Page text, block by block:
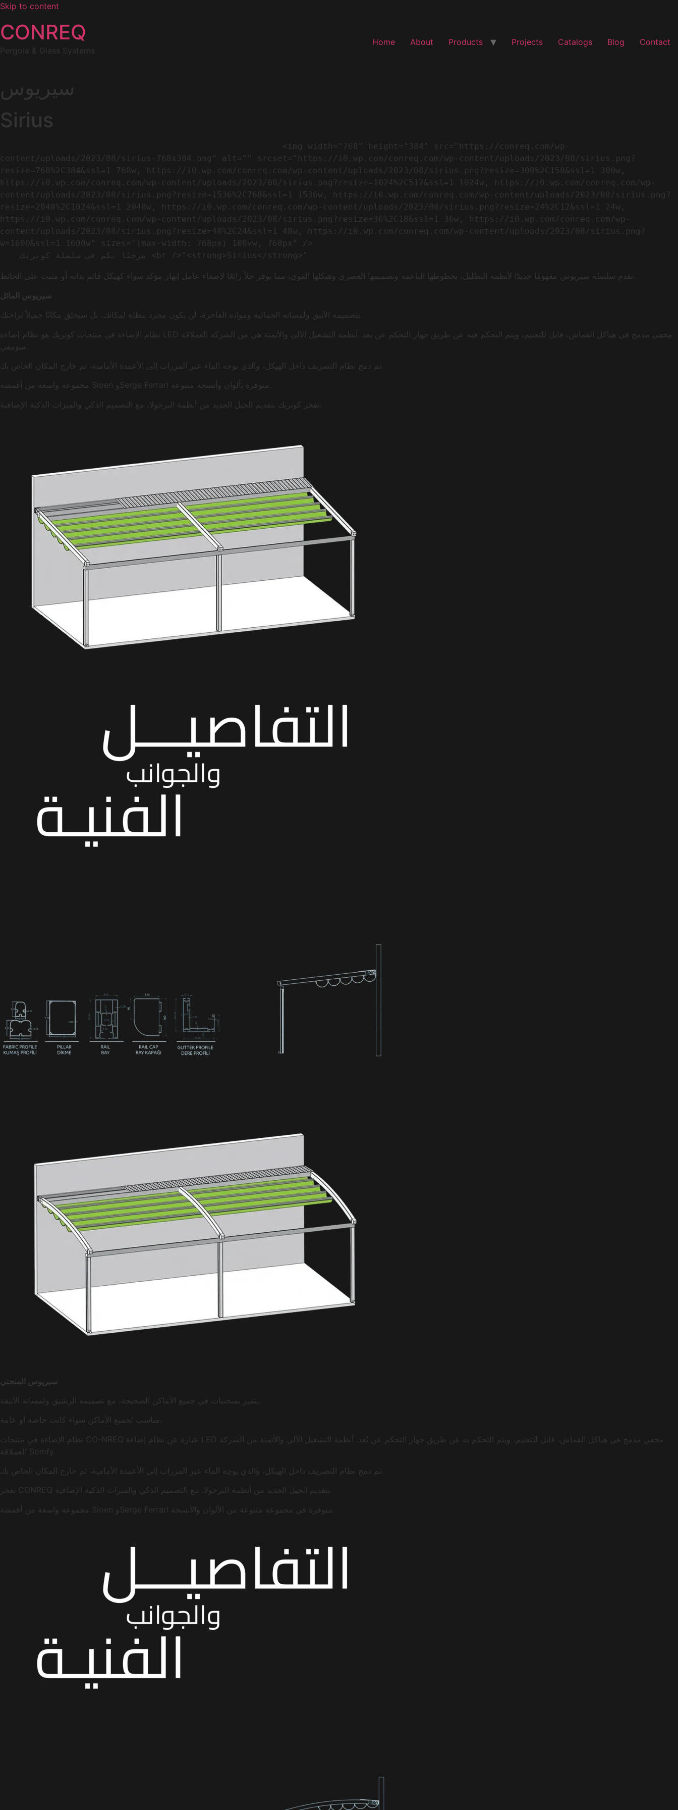
Skip to content
CONREQ
Pergola & Glass Systems
Home About Products Projects Catalogs Blog Contact
سيريوس
Sirius
content/uploads/2023/08/sirius-768x384.png" alt="" srcset="https://i0.wp.com/conreq.com/wp-content/uploads/2023/08/sirius.png?
resize=768%2C384&ssl=1 768w, https://i0.wp.com/conreq.com/wp-content/uploads/2023/08/sirius.png?resize=300%2C150&ssl=1 300w,
https://i0.wp.com/conreq.com/wp-content/uploads/2023/08/sirius.png?resize=1024%2C512&ssl=1 1024w, https://i0.wp.com/conreq.com/wp-
content/uploads/2023/08/sirius.png?resize=1536%2C768&ssl=1 1536w, https://i0.wp.com/conreq.com/wp-content/uploads/2023/08/sirius.png?
resize=2048%2C1024&ssl=1 2048w, https://i0.wp.com/conreq.com/wp-content/uploads/2023/08/sirius.png?resize=24%2C12&ssl=1 24w,
https://i0.wp.com/conreq.com/wp-content/uploads/2023/08/sirius.png?resize=36%2C18&ssl=1 36w, https://i0.wp.com/conreq.com/wp-
content/uploads/2023/08/sirius.png?resize=48%2C24&ssl=1 48w, https://i0.wp.com/conreq.com/wp-content/uploads/2023/08/sirius.png?
w=1600&ssl=1 1600w" sizes="(max-width: 768px) 100vw, 768px" />
تقدم سلسلة سيريوس مفهومًا جديدًا لأنظمة التظليل، بخطوطها الناعمة وتصميمها العصري وهيكلها القوي، مما يوفر حلاً رائعًا لإضفاء عامل إبهار مؤكد سواء كهيكل قائم بذاته أو مثبت على الحائط.
سيريوس المائل
بتصميمه الأنيق ولمساته الجمالية ومواده الفاخرة، لن يكون مجرد مظلة لمكانك، بل سيخلق مكانًا جميلاً لراحتك.
نظام الإضاءة في منتجات كونريك هو نظام إضاءة LED مخفي مدمج في هياكل القماش، قابل للتعتيم، ويتم التحكم فيه عن طريق جهاز التحكم عن بعد. أنظمة التشغيل الآلي والأتمتة هي من الشركة العملاقة
مجموعة واسعة من أقمشة Sioen وSerge Ferrari متوفرة بألوان وأنسجة متنوعة.
سيريوس المنحني
مناسب لجميع الأماكن سواء كانت خاصة أو عامة.
نظام الإضاءة في منتجات CO-NREQ عبارة عن نظام إضاءة LED مخفي مدمج في هياكل القماش، قابل للتعتيم، ويتم التحكم به عن طريق جهاز التحكم عن بُعد. أنظمة التشغيل الآلي والأتمتة من الشركة
العملاقة Somfy.
تم دمج نظام التصريف داخل الهيكل، والذي يوجه الماء عبر المزراب إلى الأعمدة الأمامية، ثم خارج المكان الخاص بك.
تفخر CONREQ بتقديم الجيل الجديد من أنظمة البرجولا. مع التصميم الذكي والميزات الذكية الإضافية.